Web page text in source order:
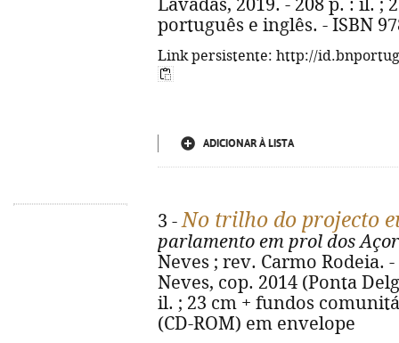
Lavadas, 2019. - 208 p. : il. ;
português e inglês. - ISBN
Link persistente: http://
ADICIONAR À LISTA
3 -No trilho do projecto
parlamento em prol dos
Neves ; rev. Carmo Rodeia.
Neves, cop. 2014 (Ponta
il. ; 23 cm + fundos
(CD-ROM) em envelope